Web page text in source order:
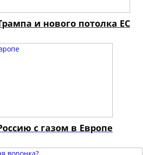
и нового потолка ЕС
с газом в Европе